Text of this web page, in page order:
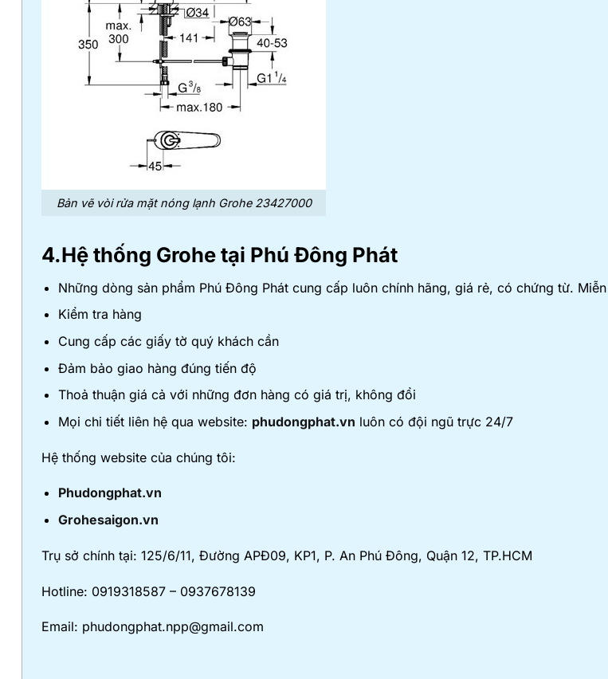
Bản vẽ vòi rửa mặt nóng lạnh Grohe 23427000
4.Hệ thống Grohe tại Phú Đông Phát
Những dòng sản phẩm Phú Đông Phát cung cấp luôn chính hãng, giá rẻ, có chứng từ.
Kiểm tra hàng
Cung cấp các giấy tờ quý khách cần
Đảm bảo giao hàng đúng tiến độ
Thoả thuận giá cả với những đơn hàng có giá trị, không đổi
Mọi chi tiết liên hệ qua website: phudongphat.vn luôn có đội ngũ trực 24/7
Hệ thống website của chúng tôi:
Phudongphat.vn
Grohesaigon.vn
Trụ sở chính tại: 125/6/11, Đường APĐ09, KP1, P. An Phú Đông, Quận 12, TP.HCM
Hotline: 0919318587 – 0937678139
Email: phudongphat.npp@gmail.com